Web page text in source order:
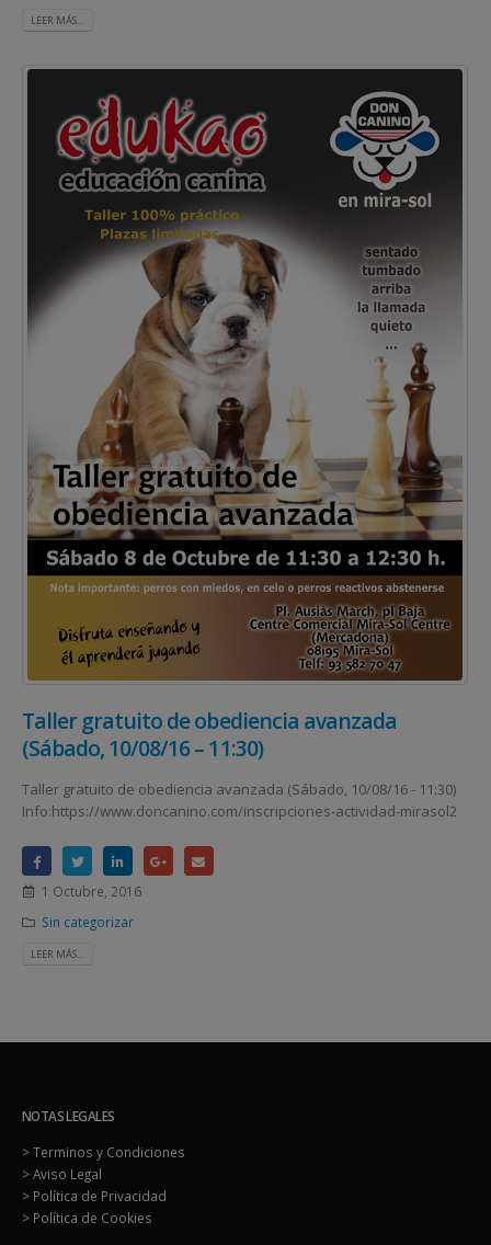
LEER MÁS...
Taller gratuito de obediencia avanzada
(Sábado, 10/08/16 – 11:30)
Taller gratuito de obediencia avanzada (Sábado, 10/08/16 - 11:30)
Info:https://www.doncanino.com/inscripciones-actividad-mirasol2
1 Octubre, 2016
Sin categorizar
LEER MÁS...
NOTAS LEGALES
> Terminos y Condiciones
> Aviso Legal
> Política de Privacidad
> Política de Cookies